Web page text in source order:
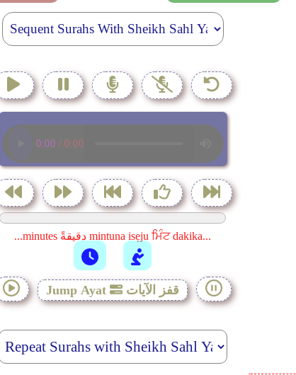
...minutes دقيقةً mintuna isẹju ਮਿੰਟ dakika...
Jump Ayat قفز الآيات